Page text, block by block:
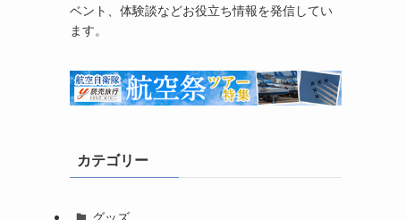
ベント、体験談などお役立ち情報を発信してい
ます。
カテゴリー